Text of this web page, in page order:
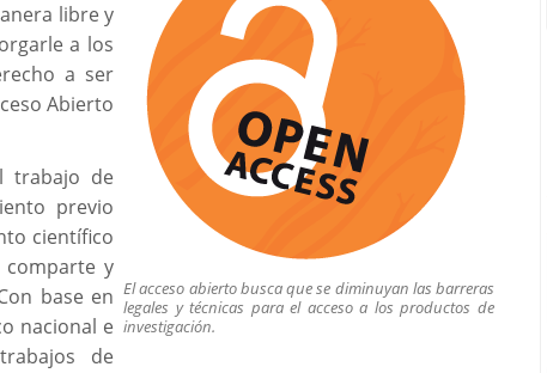
El acceso abierto busca que se diminuyan las barreras
legales y técnicas para el acceso a los productos de
investigación.
libre y
a los
a ser
Abierto
trabajo de
previo
científico
y
base en
nacional e
de